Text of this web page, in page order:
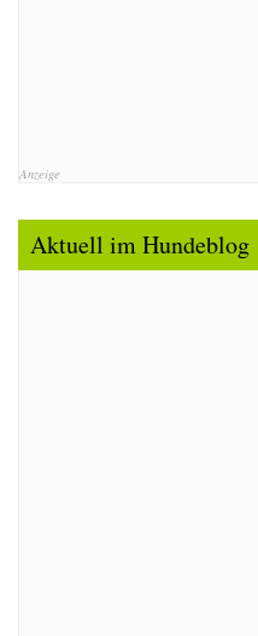
Anzeige
Aktuell im Hundeblog